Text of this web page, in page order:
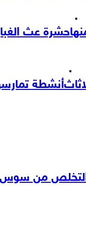
حشرة عث
أنشطة
من